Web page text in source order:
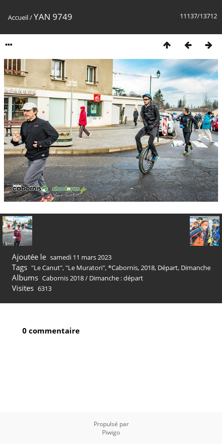
11137/13712
Accueil/YAN 9749
Ajoutée le samedi 11 mars 2023
Tags "Le Canut", "Le Muratori",*Cabornis,2018, Départ, Dimanche
Albums Cabornis 2018/ Dimanche : départ
Visites 6313
0 commentaire
Propulsé par
Piwigo